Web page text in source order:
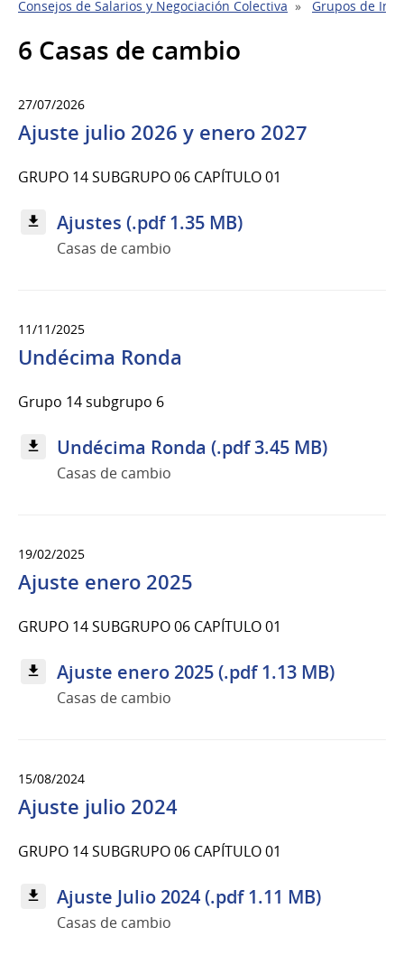
Consejos de Salarios y Negociación Colectiva Grupos de
6 Casas de cambio
27/07/2026
Ajuste julio 2026 y enero 2027
GRUPO 14 SUBGRUPO 06 CAPÍTULO 01
Ajustes (.pdf 1.35 MB)
Casas de cambio
11/11/2025
Undécima Ronda
Grupo 14 subgrupo 6
Undécima Ronda (.pdf 3.45 MB)
Casas de cambio
19/02/2025
Ajuste enero 2025
GRUPO 14 SUBGRUPO 06 CAPÍTULO 01
Ajuste enero 2025 (.pdf 1.13 MB)
Casas de cambio
15/08/2024
Ajuste julio 2024
GRUPO 14 SUBGRUPO 06 CAPÍTULO 01
Ajuste Julio 2024 (.pdf 1.11 MB)
Casas de cambio